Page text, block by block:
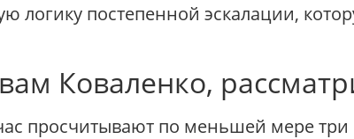
логику постепенной эскалации,
Коваленко,
просчитывают по меньшей мере